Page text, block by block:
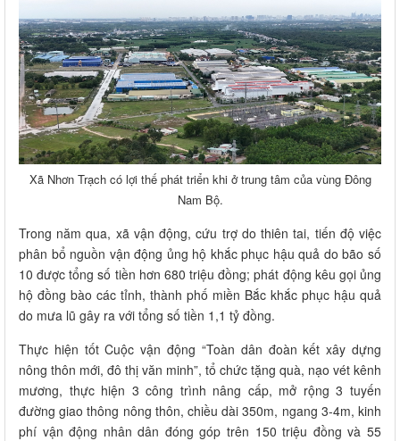
Xã Nhơn Trạch có lợi thế phát triển khi ở trung tâm của vùng Đông
Nam Bộ.
Trong năm qua, xã vận động, cứu trợ do thiên tai, tiến độ việc
phân bổ nguồn vận động ủng hộ khắc phục hậu quả do bão số
10 được tổng số tiền hơn 680 triệu đồng; phát động kêu gọi ủng
hộ đồng bào các tỉnh, thành phố miền Bắc khắc phục hậu quả
do mưa lũ gây ra với tổng số tiền 1,1 tỷ đồng.
Thực hiện tốt Cuộc vận động “Toàn dân đoàn kết xây dựng
nông thôn mới, đô thị văn minh”, tổ chức tặng quà, nạo vét kênh
mương, thực hiện 3 công trình nâng cấp, mở rộng 3 tuyến
đường giao thông nông thôn, chiều dài 350m, ngang 3-4m, kinh
phí vận động nhân dân đóng góp trên 150 triệu đồng và 55